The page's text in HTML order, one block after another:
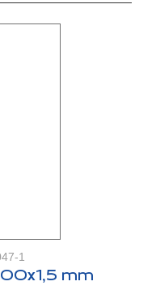
1
mm